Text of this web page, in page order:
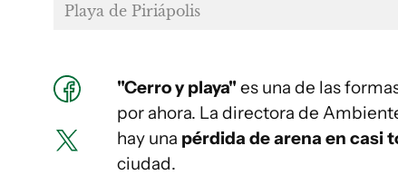
Playa de Piriápolis
"Cerro y playa"es una de las
por ahora. La directora de
hay una pérdida de arena en casi
ciudad.